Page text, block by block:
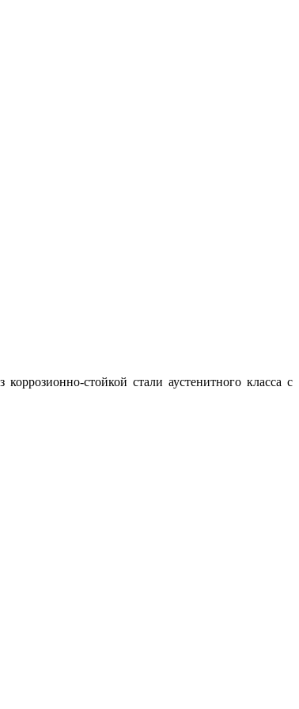
стойкой стали аустенитного класса с